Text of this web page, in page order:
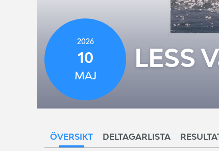
2026
10
MAJ
LESS
ÖVERSIKT DELTAGARLISTA